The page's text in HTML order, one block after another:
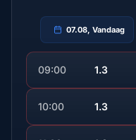
07.08, Vandaag
09:00 1.3
10:00 1.3